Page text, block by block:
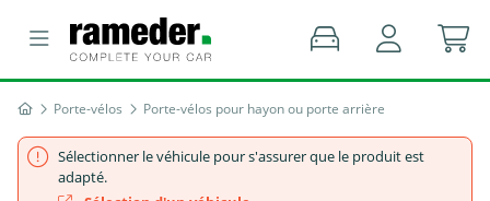
Porte-vélos Porte-vélos pour hayon ou porte arrière
Sélectionner le véhicule pour s'assurer que le produit est
adapté.